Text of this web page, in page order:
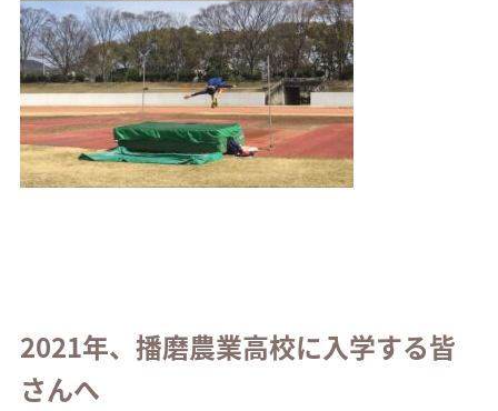
2021年、播磨農業高校に入学する皆
さんへ